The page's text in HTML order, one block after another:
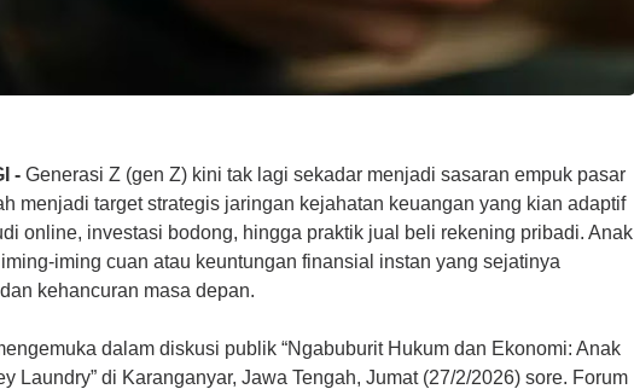
- Generasi Z (gen Z) kini tak lagi sekadar menjadi sasaran empuk pasar
menjadi target strategis jaringan kejahatan keuangan yang kian adaptif
online, investasi bodong, hingga praktik jual beli rekening pribadi. Anak
iming cuan atau keuntungan finansial instan yang sejatinya
kehancuran masa depan.
dalam diskusi publik “Ngabuburit Hukum dan Ekonomi: Anak
Laundry” di Karanganyar, Jawa Tengah, Jumat (27/2/2026) sore. Forum